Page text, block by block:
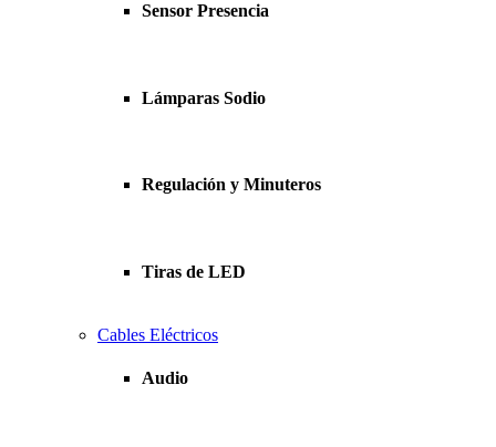
Sensor Presencia
Lámparas Sodio
Regulación y Minuteros
Tiras de LED
Cables Eléctricos
Audio